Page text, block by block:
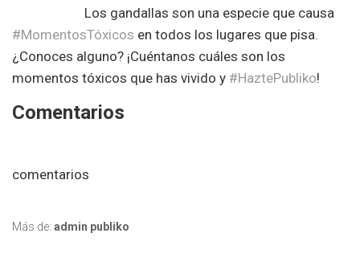
Los gandallas son una especie que causa
#MomentosTóxicos en todos los lugares que pisa.
¿Conoces alguno? ¡Cuéntanos cuáles son los
momentos tóxicos que has vivido y #HaztePubliko!
Comentarios
comentarios
Más de: admin publiko